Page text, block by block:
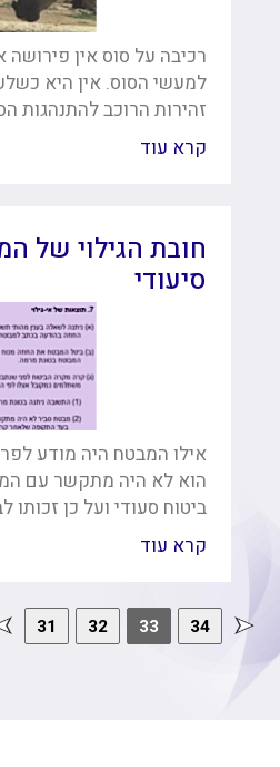
רכיבה על סוס אין
למעשי הסוס. אין היא
זהירות הרוכב להתנהגות
קרא עוד
חובת הגילוי של
סיעודי
אילו המבטח היה מודע
הוא לא היה מתקשר עם
ביטוח סעודי ועל כן זכותו
קרא עוד
31 32 33 34